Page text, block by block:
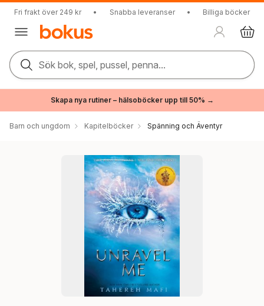
Fri frakt över 249 kr • Snabba leveranser • Billiga böcker
Sök bok, spel, pussel, penna...
Skapa nya rutiner – hälsoböcker upp till 50% →
Barn och ungdom Kapitelböcker Spänning och Äventyr